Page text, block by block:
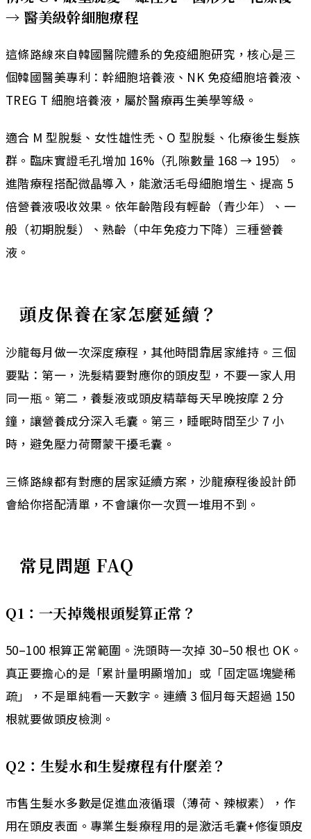
→ 醫美級幹細胞療程
這條路線來自韓國醫院體系的免疫細胞研究，核心是三
個韓國醫美專利：幹細胞培養液、NK 免疫細胞培養液、
TREG T 細胞培養液，屬於醫療再生美學等級。
適合 M 型脫髮、女性雄性禿、O 型脫髮、化療後生髮族
群。臨床實證毛孔增加 16%（孔隙數量 168 → 195）。
進階療程搭配微晶導入，能激活毛母細胞增生、提高 5
倍營養液吸收效果。依年齡階段有輕齡（青少年）、一
般（初期脫髮）、熟齡（中年免疫力下降）三種營養
液。
頭皮保養在家怎麼延續？
沙龍每月做一次深度療程，其他時間靠居家維持。三個
要點：第一，洗髮精要對應你的頭皮型，不要一家人用
同一瓶。第二，養髮液或頭皮精華每天早晚按摩 2 分
鐘，讓營養成分深入毛囊。第三，睡眠時間至少 7 小
時，避免壓力荷爾蒙干擾毛囊。
三條路線都有對應的居家延續方案，沙龍療程後設計師
會給你搭配清單，不會讓你一次買一堆用不到。
常見問題 FAQ
Q1：一天掉幾根頭髮算正常？
50–100 根算正常範圍。洗頭時一次掉 30–50 根也 OK。
真正要擔心的是「累計量明顯增加」或「固定區塊變稀
疏」，不是單純看一天數字。連續 3 個月每天超過 150
根就要做頭皮檢測。
Q2：生髮水和生髮療程有什麼差？
市售生髮水多數是促進血液循環（薄荷、辣椒素），作
用在頭皮表面。專業生髮療程用的是激活毛囊+修復頭皮